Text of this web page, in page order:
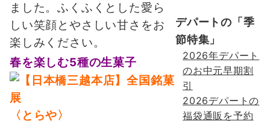
ました。ふくふくとした愛ら
しい笑顔とやさしい甘さをお
楽しみください。
春を楽しむ5種の生菓子
〈とらや〉
デパートの「季
節特集」
2026年デパート
のお中元早期割
引
2026デパートの
福袋通販を予約